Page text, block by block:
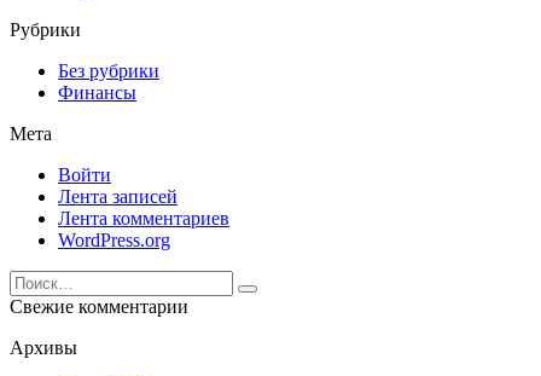
Рубрики
Без рубрики
Финансы
Мета
Войти
Лента записей
Лента комментариев
WordPress.org
Search
for:
Свежие комментарии
Архивы